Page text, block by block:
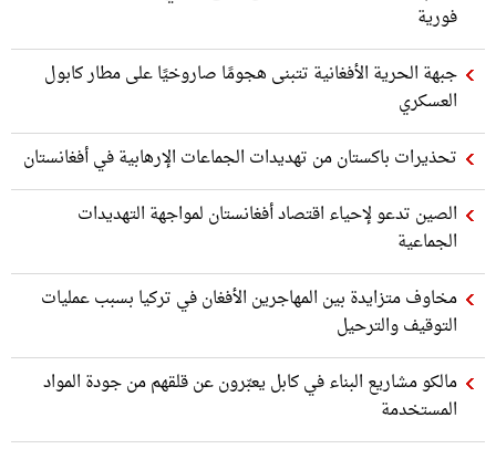
فورية
جبهة الحرية الأفغانية تتبنى هجومًا صاروخيًا على مطار كابول
العسكري
تحذيرات باكستان من تهديدات الجماعات الإرهابية في أفغانستان
الصين تدعو لإحياء اقتصاد أفغانستان لمواجهة التهديدات
الجماعية
مخاوف متزايدة بين المهاجرين الأفغان في تركيا بسبب عمليات
التوقيف والترحيل
مالكو مشاريع البناء في كابل يعبّرون عن قلقهم من جودة المواد
المستخدمة